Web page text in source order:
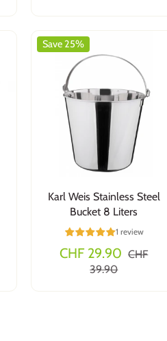
Save 25%
Karl Weis Stainless Steel
Bucket 8 Liters
1 review
CHF 29.90 CHF
39.90